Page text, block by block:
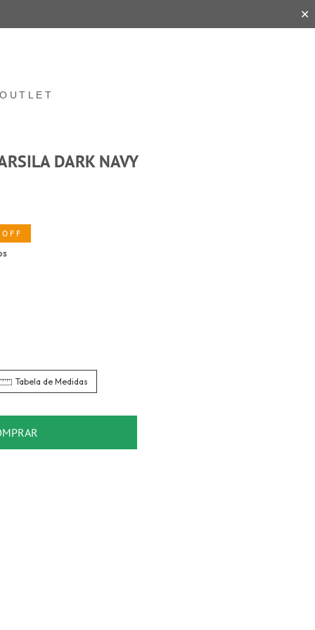
✕
OUTLET
DARK NAVY
Tabela de Medidas